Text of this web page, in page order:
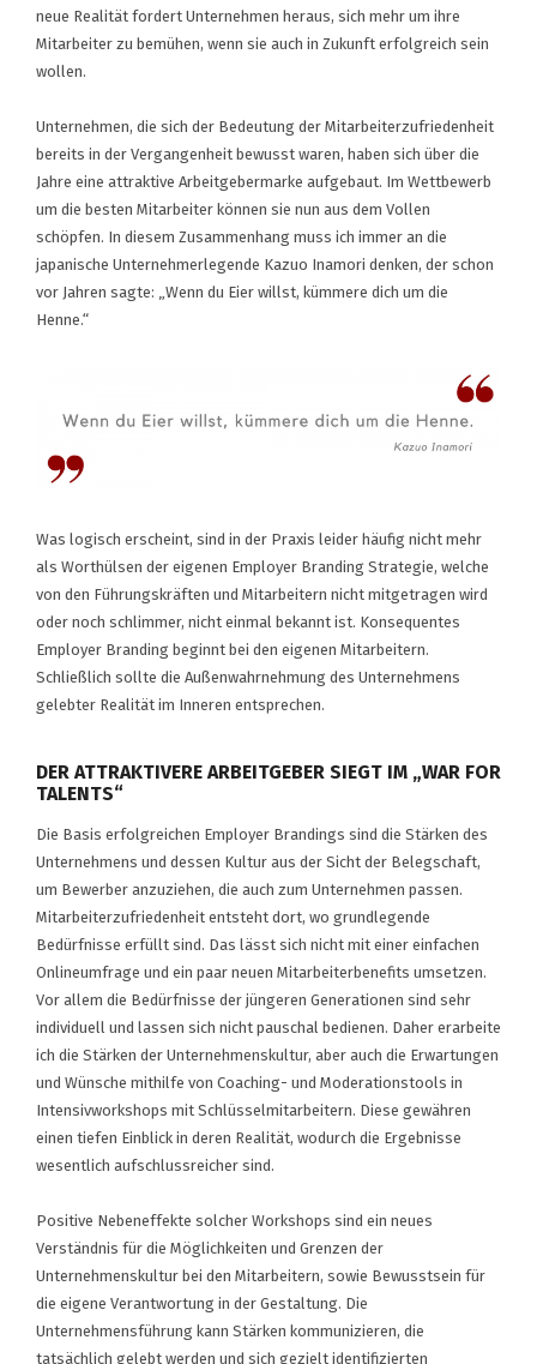
neue Realität fordert Unternehmen heraus, sich mehr um ihre
Mitarbeiter zu bemühen, wenn sie auch in Zukunft erfolgreich sein
wollen.
Unternehmen, die sich der Bedeutung der Mitarbeiterzufriedenheit
bereits in der Vergangenheit bewusst waren, haben sich über die
Jahre eine attraktive Arbeitgebermarke aufgebaut. Im Wettbewerb
um die besten Mitarbeiter können sie nun aus dem Vollen
schöpfen. In diesem Zusammenhang muss ich immer an die
japanische Unternehmerlegende Kazuo Inamori denken, der schon
vor Jahren sagte: „Wenn du Eier willst, kümmere dich um die
Henne.“
Was logisch erscheint, sind in der Praxis leider häufig nicht mehr
als Worthülsen der eigenen Employer Branding Strategie, welche
von den Führungskräften und Mitarbeitern nicht mitgetragen wird
oder noch schlimmer, nicht einmal bekannt ist. Konsequentes
Employer Branding beginnt bei den eigenen Mitarbeitern.
Schließlich sollte die Außenwahrnehmung des Unternehmens
gelebter Realität im Inneren entsprechen.
DER ATTRAKTIVERE ARBEITGEBER SIEGT IM „WAR FOR
TALENTS“
Die Basis erfolgreichen Employer Brandings sind die Stärken des
Unternehmens und dessen Kultur aus der Sicht der Belegschaft,
um Bewerber anzuziehen, die auch zum Unternehmen passen.
Mitarbeiterzufriedenheit entsteht dort, wo grundlegende
Bedürfnisse erfüllt sind. Das lässt sich nicht mit einer einfachen
Onlineumfrage und ein paar neuen Mitarbeiterbenefits umsetzen.
Vor allem die Bedürfnisse der jüngeren Generationen sind sehr
individuell und lassen sich nicht pauschal bedienen. Daher erarbeite
ich die Stärken der Unternehmenskultur, aber auch die Erwartungen
und Wünsche mithilfe von Coaching- und Moderationstools in
Intensivworkshops mit Schlüsselmitarbeitern. Diese gewähren
einen tiefen Einblick in deren Realität, wodurch die Ergebnisse
wesentlich aufschlussreicher sind.
Positive Nebeneffekte solcher Workshops sind ein neues
Verständnis für die Möglichkeiten und Grenzen der
Unternehmenskultur bei den Mitarbeitern, sowie Bewusstsein für
die eigene Verantwortung in der Gestaltung. Die
Unternehmensführung kann Stärken kommunizieren, die
tatsächlich gelebt werden und sich gezielt identifizierten